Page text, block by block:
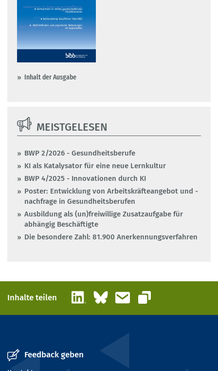
Inhalt der Ausgabe
MEISTGELESEN
BWP 2/2026 - Gesundheitsberufe
KI als Katalysator für eine neue Lernkultur
BWP 4/2025 - Innovationen durch KI
Poster: Entwicklung von Arbeitskräfteangebot und -
nachfrage in Gesundheitsberufen
Ausbildung als (un)freiwillige Zusatzaufgabe für
abhängig Beschäftigte
Die besondere Zahl: 81.900 Anerkennungsverfahren
Inhalte teilen LinkedInBlueskyE-Mail
Link kopieren
Feedback geben